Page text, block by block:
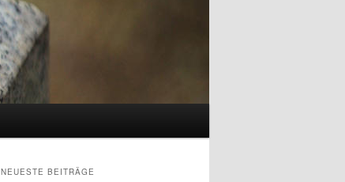
NEUESTE BEITRÄGE